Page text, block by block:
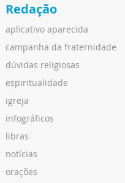
Redação
aplicativo aparecida
campanha da fraternidade
dúvidas religiosas
espiritualidade
igreja
infográficos
libras
notícias
orações